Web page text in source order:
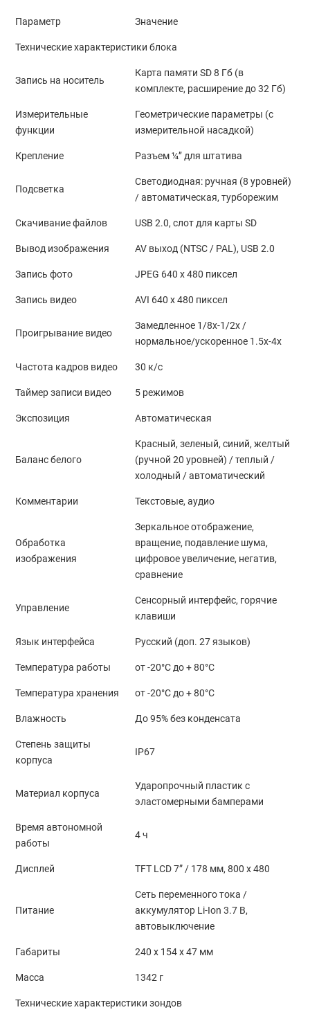
Параметр Значение
Технические характеристики блока
Запись на носитель
Карта памяти SD 8 Гб (в
комплекте, расширение до 32 Гб)
Измерительные
функции
Геометрические параметры (с
измерительной насадкой)
Крепление Разъем ¼’’ для штатива
Подсветка
Светодиодная: ручная (8 уровней)
/ автоматическая, турборежим
Скачивание файлов USB 2.0, слот для карты SD
Вывод изображения AV выход (NTSC / PAL), USB 2.0
Запись фото JPEG 640 х 480 пиксел
Запись видео AVI 640 х 480 пиксел
Проигрывание видео
Замедленное 1/8x-1/2x /
нормальное/ускоренное 1.5x-4х
Частота кадров видео 30 к/с
Таймер записи видео 5 режимов
Экспозиция Автоматическая
Баланс белого
Красный, зеленый, синий, желтый
(ручной 20 уровней) / теплый /
холодный / автоматический
Комментарии Текстовые, аудио
Обработка
изображения
Зеркальное отображение,
вращение, подавление шума,
цифровое увеличение, негатив,
сравнение
Управление
Сенсорный интерфейс, горячие
клавиши
Язык интерфейса Русский (доп. 27 языков)
Температура работы от -20°C до + 80°C
Температура хранения от -20°C до + 80°C
Влажность До 95% без конденсата
Степень защиты
корпуса
IP67
Материал корпуса
Ударопрочный пластик с
эластомерными бамперами
Время автономной
работы
4 ч
Дисплей TFT LCD 7” / 178 мм, 800 х 480
Питание
Сеть переменного тока /
аккумулятор Li-Ion 3.7 В,
автовыключение
Габариты 240 x 154 x 47 мм
Масса 1342 г
Технические характеристики зондов